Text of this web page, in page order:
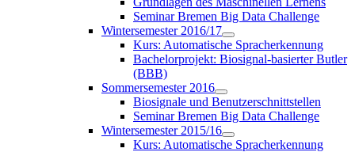
Seminar Bremen Big Data Challenge
Wintersemester 2016/17
Kurs: Automatische Spracherkennung
Bachelorprojekt: Biosignal-basierter Butler
(BBB)
Sommersemester 2016
Biosignale und Benutzerschnittstellen
Seminar Bremen Big Data Challenge
Wintersemester 2015/16
Kurs: Automatische Spracherkennung